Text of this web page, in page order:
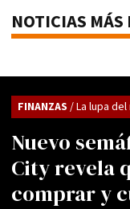
NOTICIAS MÁS
Nuevo
City revela
comprar y
FINANZAS / La lupa